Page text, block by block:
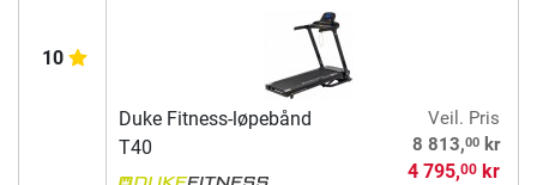
10
Duke Fitness-løpebånd
T40
Veil. Pris
8 813,00kr
4 795,00kr